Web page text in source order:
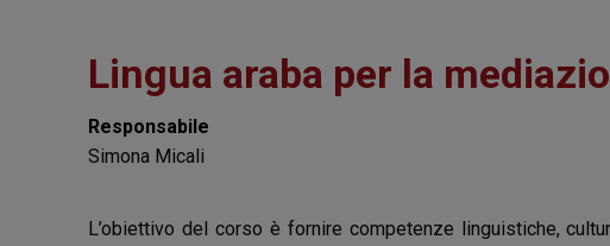
Lingua araba per la
Responsabile
Simona Micali
L’obiettivo del corso è fornire competenze linguistiche,